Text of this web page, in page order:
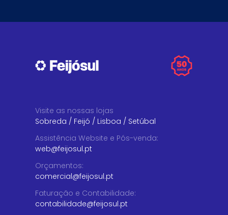
Visite as nossas lojas
Sobreda / Feijó / Lisboa / Setúbal
Assistência Website e Pós-venda:
web@feijosul.pt
Orçamentos:
comercial@feijosul.pt
Faturação e Contabilidade:
contabilidade@feijosul.pt